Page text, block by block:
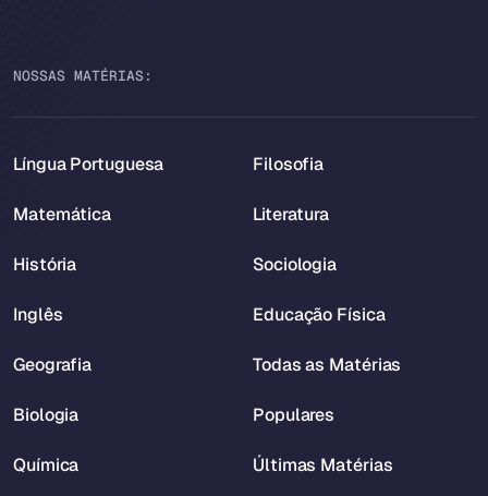
NOSSAS MATÉRIAS:
Língua Portuguesa
Matemática
História
Inglês
Geografia
Biologia
Química
Filosofia
Literatura
Sociologia
Educação Física
Todas as Matérias
Populares
Últimas Matérias